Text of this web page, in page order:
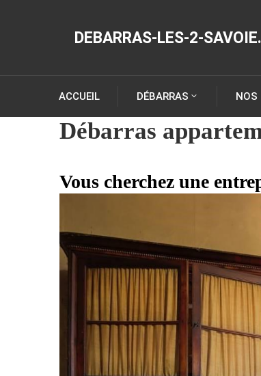
DEBARRAS-LES-2-
ACCUEIL DÉBARRAS NOS
Débarras
Vous cherchez une